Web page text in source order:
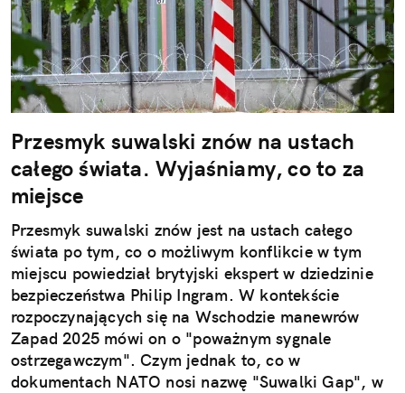
Przesmyk suwalski znów na ustach
całego świata. Wyjaśniamy, co to za
miejsce
Przesmyk suwalski znów jest na ustach całego
świata po tym, co o możliwym konflikcie w tym
miejscu powiedział brytyjski ekspert w dziedzinie
bezpieczeństwa Philip Ingram. W kontekście
rozpoczynających się na Wschodzie manewrów
Zapad 2025 mówi on o "poważnym sygnale
ostrzegawczym". Czym jednak to, co w
dokumentach NATO nosi nazwę "Suwalki Gap", w